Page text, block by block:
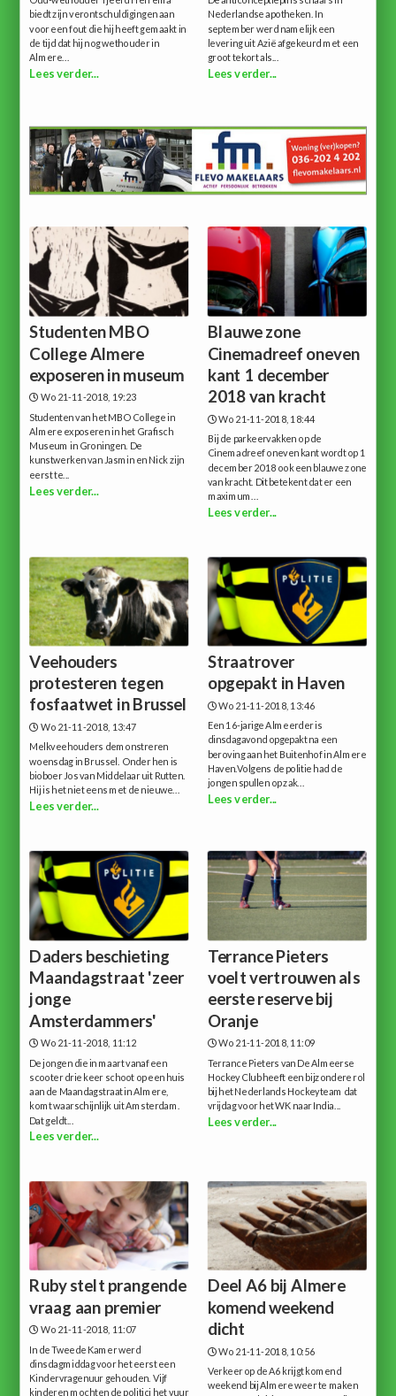
biedt zijn verontschuldigingen aan
voor een fout die hij heeft gemaakt in
de tijd dat hij nog wethouder in
Almere...
Lees verder...
Nederlandse apotheken. In
september werd namelijk een
levering uit Azië afgekeurd met een
groot tekort als...
Lees verder...
Studenten MBO
College Almere
exposeren in museum
Wo 21-11-2018, 19:23
Studenten van het MBO College in
Almere exposeren in het Grafisch
Museum in Groningen. De
kunstwerken van Jasmin en Nick zijn
eerst te...
Lees verder...
Blauwe zone
Cinemadreef oneven
kant 1 december
2018 van kracht
Wo 21-11-2018, 18:44
Bij de parkeervakken op de
Cinemadreef oneven kant wordt op 1
december 2018 ook een blauwe zone
van kracht. Dit betekent dat er een
maximum...
Lees verder...
Veehouders
protesteren tegen
fosfaatwet in Brussel
Wo 21-11-2018, 13:47
Melkveehouders demonstreren
woensdag in Brussel. Onder hen is
bioboer Jos van Middelaar uit Rutten.
Hij is het niet eens met de nieuwe...
Lees verder...
Straatrover
opgepakt in Haven
Wo 21-11-2018, 13:46
Een 16-jarige Almeerder is
dinsdagavond opgepakt na een
beroving aan het Buitenhof in Almere
Haven.Volgens de politie had de
jongen spullen op zak...
Lees verder...
Daders beschieting
Maandagstraat 'zeer
jonge
Amsterdammers'
Wo 21-11-2018, 11:12
De jongen die in maart vanaf een
scooter drie keer schoot op een huis
aan de Maandagstraat in Almere,
komt waarschijnlijk uit Amsterdam.
Dat geldt...
Lees verder...
Terrance Pieters
voelt vertrouwen als
eerste reserve bij
Oranje
Wo 21-11-2018, 11:09
Terrance Pieters van De Almeerse
Hockey Club heeft een bijzondere rol
bij het Nederlands Hockeyteam dat
vrijdag voor het WK naar India...
Lees verder...
Ruby stelt prangende
vraag aan premier
Wo 21-11-2018, 11:07
In de Tweede Kamer werd
dinsdagmiddag voor het eerst een
Kindervragenuur gehouden. Vijf
kinderen mochten de politici het vuur
Deel A6 bij Almere
komend weekend
dicht
Wo 21-11-2018, 10:56
Verkeer op de A6 krijgt komend
weekend bij Almere weer te maken